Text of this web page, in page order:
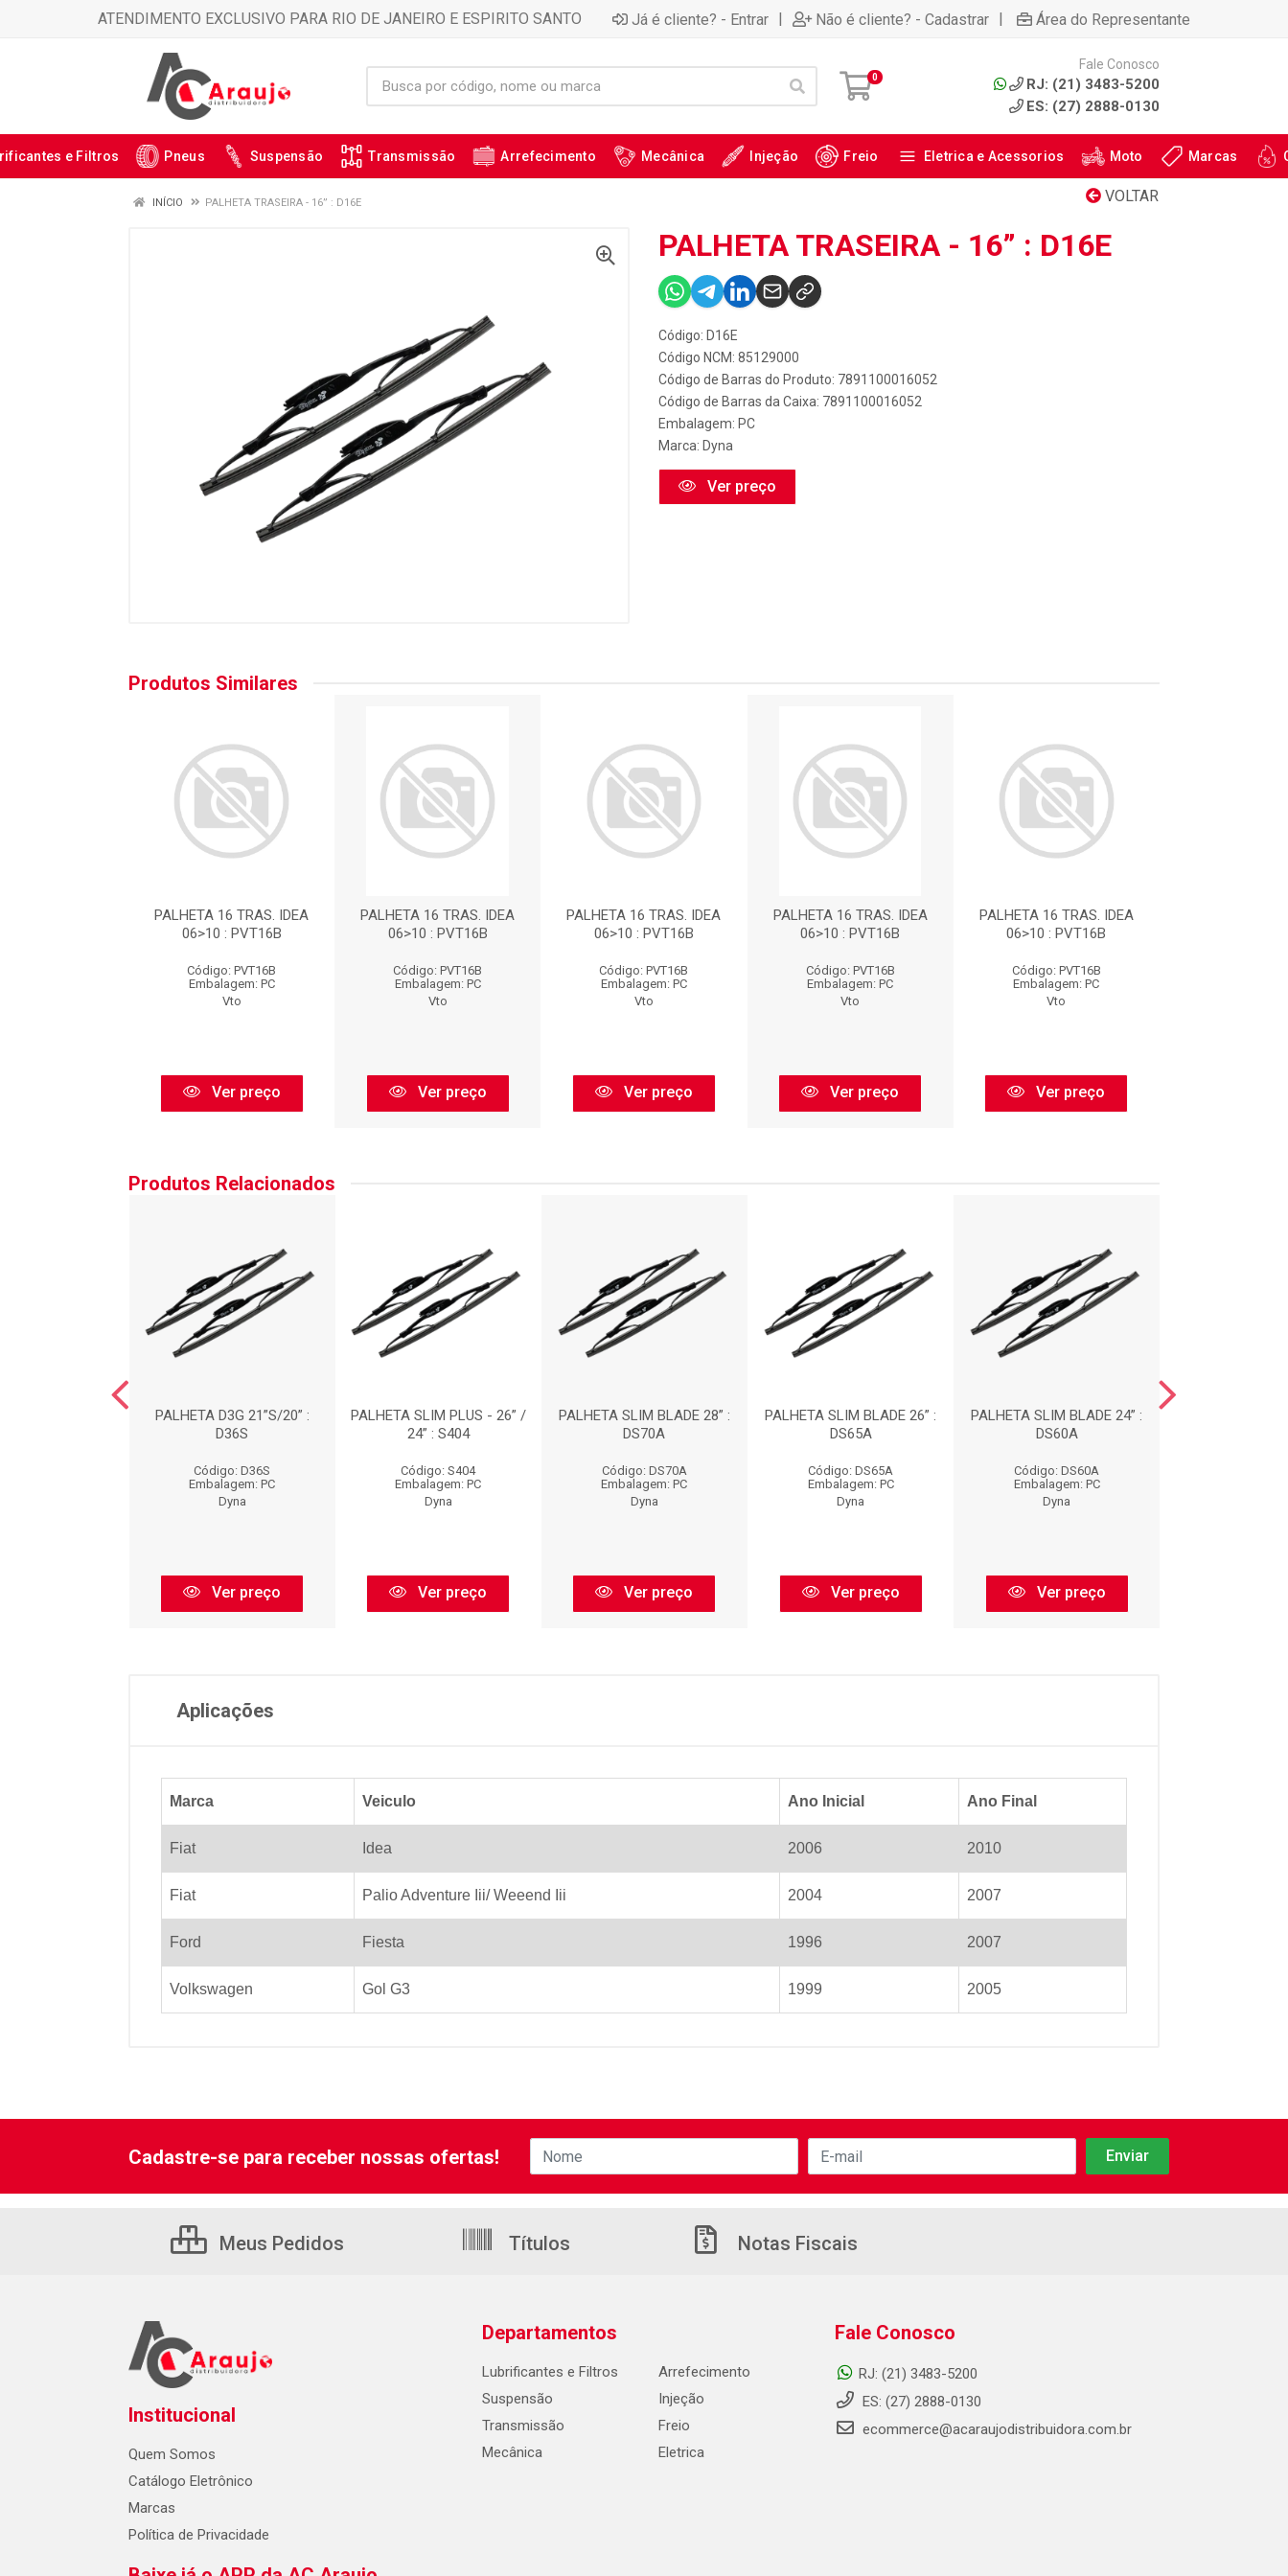
ATENDIMENTO EXCLUSIVO PARA RIO DE JANEIRO E ESPIRITO SANTO Já é cliente? - Entrar | Não é cliente? - Cadastrar | Área do Representante
0
Fale Conosco
RJ: (21) 3483-5200
ES: (27) 2888-0130
e Filtros Pneus Suspensão Transmissão Arrefecimento Mecânica Injeção Freio Eletrica e Acessorios Moto Marcas
VOLTAR
INÍCIO PALHETA TRASEIRA - 16” : D16E
PALHETA TRASEIRA - 16” : D16E
Código: D16E
Código NCM: 85129000
Código de Barras do Produto: 7891100016052
Código de Barras da Caixa: 7891100016052
Embalagem: PC
Marca: Dyna
Ver preço
Produtos Similares
PALHETA 16 TRAS. IDEA
06>10 : PVT16B
Código: PVT16B
Embalagem: PC
Vto
Ver preço
PALHETA 16 TRAS. IDEA
06>10 : PVT16B
Código: PVT16B
Embalagem: PC
Vto
Ver preço
PALHETA 16 TRAS. IDEA
06>10 : PVT16B
Código: PVT16B
Embalagem: PC
Vto
Ver preço
PALHETA 16 TRAS. IDEA
06>10 : PVT16B
Código: PVT16B
Embalagem: PC
Vto
Ver preço
PALHETA 16 TRAS. IDEA
06>10 : PVT16B
Código: PVT16B
Embalagem: PC
Vto
Ver preço
Produtos Relacionados
PALHETA D3G 21”S/20” :
D36S
Código: D36S
Embalagem: PC
Dyna
Ver preço
PALHETA SLIM PLUS - 26” /
24” : S404
Código: S404
Embalagem: PC
Dyna
Ver preço
PALHETA SLIM BLADE 28” :
DS70A
Código: DS70A
Embalagem: PC
Dyna
Ver preço
PALHETA SLIM BLADE 26” :
DS65A
Código: DS65A
Embalagem: PC
Dyna
Ver preço
PALHETA SLIM BLADE 24” :
DS60A
Código: DS60A
Embalagem: PC
Dyna
Ver preço
Aplicações
Marca Veiculo Ano Inicial Ano Final
Fiat Idea 2006 2010
Fiat Palio Adventure Iii/ Weeend Iii 2004 2007
Ford Fiesta 1996 2007
Volkswagen Gol G3 1999 2005
Cadastre-se para receber nossas ofertas!
Meus Pedidos Títulos Notas Fiscais
Institucional
Quem Somos
Catálogo Eletrônico
Marcas
Política de Privacidade
Departamentos
Lubrificantes e Filtros
Suspensão
Transmissão
Mecânica
Arrefecimento
Injeção
Freio
Eletrica
Fale Conosco
RJ: (21) 3483-5200
ES: (27) 2888-0130
ecommerce@acaraujodistribuidora.com.br